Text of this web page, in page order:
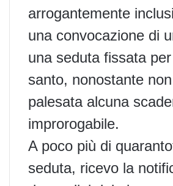
arrogantemente
una convocazione di
una seduta fissata
santo, nonostante
palesata alcuna
improrogabile.
A poco più di
seduta, ricevo la